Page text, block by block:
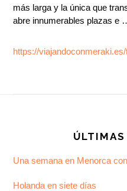
más larga y la única que
abre innumerables plazas e
https://
Una semana en Menorca
Holanda en siete días